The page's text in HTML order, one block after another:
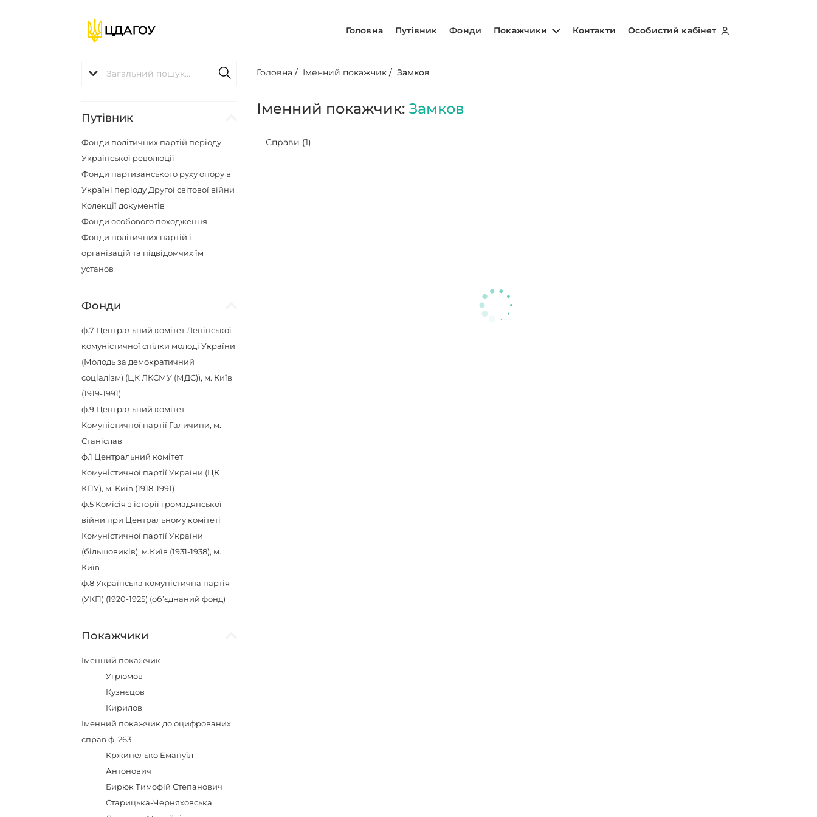
Головна Путівник Фонди Покажчики Контакти Особистий кабінет
Путівник
Фонди політичних партій періоду
Української революції
Фонди партизанського руху опору в
Україні періоду Другої світової війни
Колекції документів
Фонди особового походження
Фонди політичних партій і
організацій та підвідомчих їм
установ
Фонди
ф.7 Центральний комітет Ленінської
комуністичної спілки молоді України
(Молодь за демократичний
соціалізм) (ЦК ЛКСМУ (МДС)), м. Київ
(1919-1991)
ф.9 Центральний комітет
Комуністичної партії Галичини, м.
Станіслав
ф.1 Центральний комітет
Комуністичної партії України (ЦК
КПУ), м. Київ (1918-1991)
ф.5 Комісія з історії громадянської
війни при Центральному комітеті
Комуністичної партії України
(більшовиків), м.Київ (1931-1938), м.
Київ
ф.8Українська комуністична партія
(УКП) (1920-1925) (об’єднаний фонд)
Покажчики
Іменний покажчик
Угрюмов
Кузнєцов
Кирилов
Іменний покажчик до оцифрованих
справ ф. 263
Кржипелько Емануїл
Антонович
Бирюк Тимофій Степанович
Старицька-Черняховська
Головна / Іменний покажчик /Замков
Іменний покажчик: Замков
Справи (1)